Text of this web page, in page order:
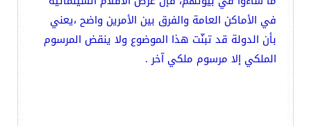
في الأماكن العامة والفرق بين الأمرين واضح ،يعني
بأن الدولة قد تبنّت هذا الموضوع ولا ينقض المرسوم
الملكي إلا مرسوم ملكي آخر .